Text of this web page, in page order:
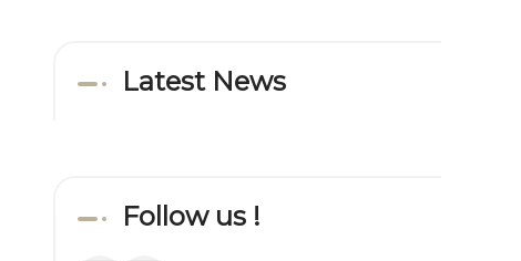
Latest News
Follow us !